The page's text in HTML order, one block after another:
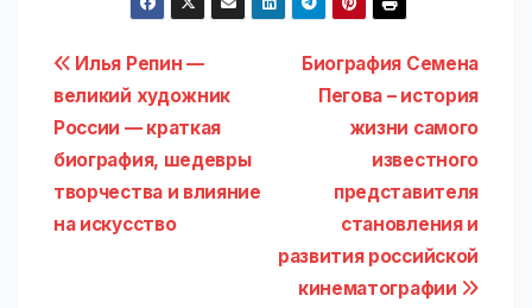
Навигация
по
записям
Биография Семена
Пегова – история
жизни самого
известного
представителя
становления и
развития российской
кинематографии
Илья Репин —
великий художник
России — краткая
биография, шедевры
творчества и влияние
на искусство